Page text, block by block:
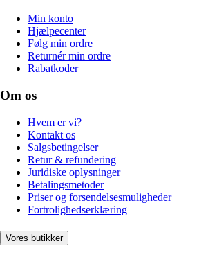
Min konto
Hjælpecenter
Følg min ordre
Returnér min ordre
Rabatkoder
Om os
Hvem er vi?
Kontakt os
Salgsbetingelser
Retur & refundering
Juridiske oplysninger
Betalingsmetoder
Priser og forsendelsesmuligheder
Fortrolighedserklæring
Vores butikker